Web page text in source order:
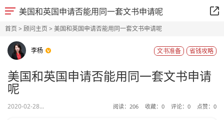
美国和英国申请否能用同一套文书申请呢
首页> 顾问主页> 美国和英国申请否能用同一套文书申请呢
李杨 省钱攻略
文书准备
美国和英国申请否能用同一套文书申请
呢
2020-02-28... 阅读： 206 收藏： 0 评论： 0 点赞： 0